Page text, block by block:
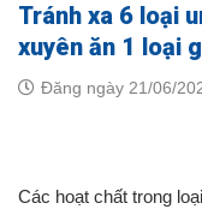
Tránh xa 6 loại
xuyên ăn 1 loại
Đăng ngày 21/06/
Các hoạt chất trong